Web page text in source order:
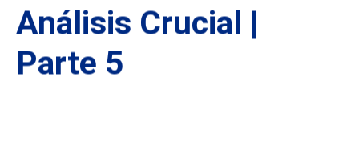
Análisis Crucial |
Parte 5